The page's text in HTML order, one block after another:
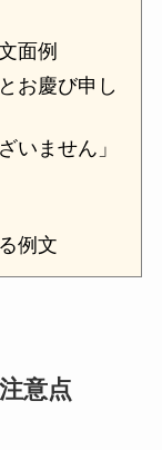
面例
お慶び申し
いません」
例文
意点